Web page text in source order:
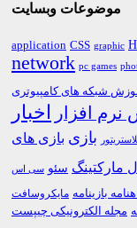
موضوعات وبسایت
application CSS graphic
network pc games
شبکه های کامپیوتری
نرم افزار اخبار
بازی بازی های
مارکتینگ سئو سی اس
بازینامه مایکروسافت
مجله الکترونیکی چیپست